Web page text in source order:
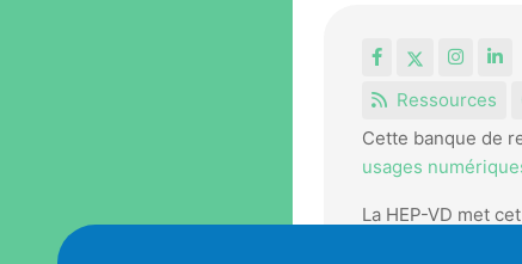
Facebook
Ressources
Cette banque de
usages
La HEP-VD met